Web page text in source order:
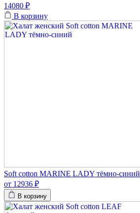
14080 ₽
В корзину
Soft cotton MARINE LADY тёмно-синий
от 12936 ₽
В корзину